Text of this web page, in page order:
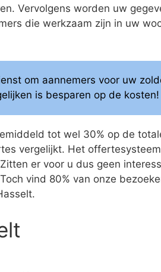
Vervolgens worden uw
die werkzaam zijn in uw
om aannemers voor uw
is besparen op de kosten!
tot wel 30% op de
vergelijkt. Het
er voor u dus geen
vind 80% van onze